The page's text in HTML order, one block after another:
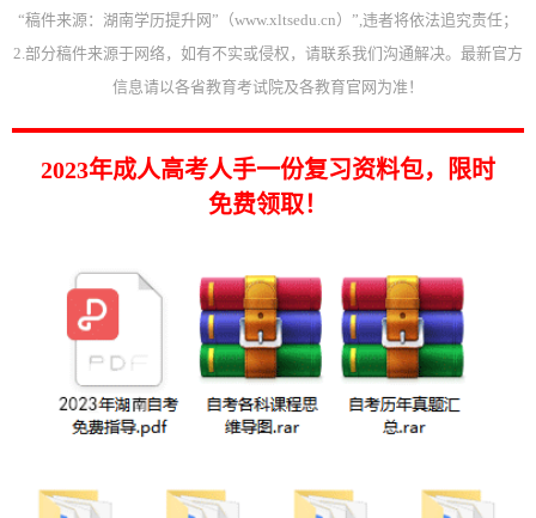
“稿件来源：湖南学历提升网”（www.xltsedu.cn）”,违者将依法追究责任；
2.部分稿件来源于网络，如有不实或侵权，请联系我们沟通解决。最新官方
信息请以各省教育考试院及各教育官网为准！
2023年成人高考人手一份复习资料包，限时
免费领取！